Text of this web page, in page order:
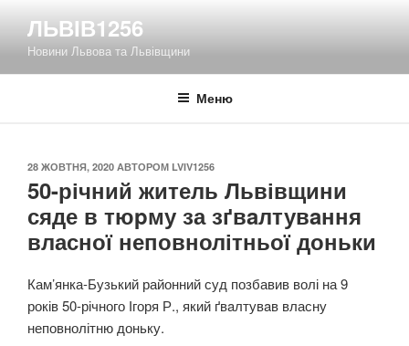
вмісту
ЛЬВІВ1256
Новини Львова та Львівщини
Меню
ОПУБЛІКОВАНО
28 ЖОВТНЯ, 2020 АВТОРОМ LVIV1256
50-річний житель Львівщини
сяде в тюpму за зґвaлтувaння
власної неповнолітньої доньки
Кам’янка-Бузький районний суд позбавив волі на 9
років 50-річного Ігоря Р., який ґвaлтувaв власну
неповнолітню доньку.